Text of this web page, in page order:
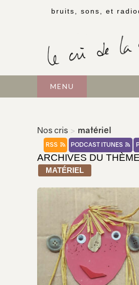
bruits, sons, et
MENU
Nos cris > matériel
PODCAST ITUNES
RSS
ARCHIVES DU THÈME
MATÉRIEL